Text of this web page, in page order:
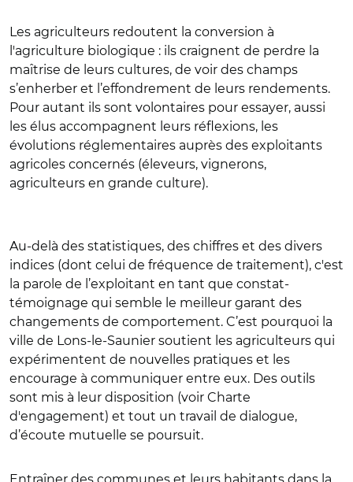
Les agriculteurs redoutent la conversion à
l'agriculture biologique : ils craignent de perdre la
maîtrise de leurs cultures, de voir des champs
s’enherber et l’effondrement de leurs rendements.
Pour autant ils sont volontaires pour essayer, aussi
les élus accompagnent leurs réflexions, les
évolutions réglementaires auprès des exploitants
agricoles concernés (éleveurs, vignerons,
agriculteurs en grande culture).
Au-delà des statistiques, des chiffres et des divers
indices (dont celui de fréquence de traitement), c'est
la parole de l’exploitant en tant que constat-
témoignage qui semble le meilleur garant des
changements de comportement. C’est pourquoi la
ville de Lons-le-Saunier soutient les agriculteurs qui
expérimentent de nouvelles pratiques et les
encourage à communiquer entre eux. Des outils
sont mis à leur disposition (voir Charte
d'engagement) et tout un travail de dialogue,
d’écoute mutuelle se poursuit.
Entraîner des communes et leurs habitants dans la